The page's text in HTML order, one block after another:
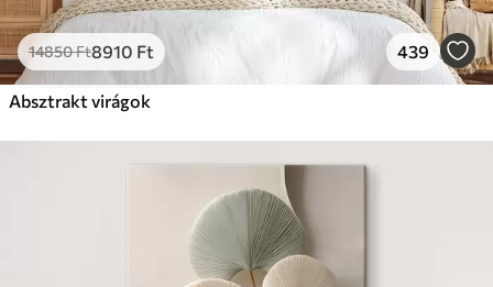
14850Ft8910 Ft 439
Absztrakt virágok